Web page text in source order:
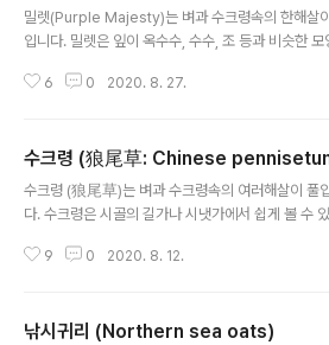
다. 중국보다 훨씬 오래된 볍씨가 발견되어, 재배 벼의
지는 우리나라가 되었습니다. 벼의 꽃말은 "풍요" 입
잎식물강 └ 벼목 └ 벼과 └ 벼속 └ 벼 다른이름 벼, 나
밀렛(Purple Majesty)는 벼과 수크령속의 한해살
입니다. 밀렛은 잎이 옥수수, 수수, 조 등과 비슷한 모
로 기장입니다. 그러나 밀렛은 수크령속의 식물이며,
"평등"입니다. 학명 Pennisetum glaucum
ajesty' 분류 식물계 └ 속씨식물문 └ 외떡잎식물강
목 └ 벼과 └ 수크령속 └ 밀렛 다른이름 밀렛, 진주조,
6 0 2020. 8. 27.
수크령 (狼尾草: Chinese
수크령 (狼尾草)는 벼과 수크령속의 여러해살이 풀
다. 수크령은 시골의 길가나 시냇가에서 쉽게 볼 수
니다. 바지나 소매 등에 씨앗이 달라붙기도 합니다. 특
어도 털이 남아서 가렵게 하기도 합니다. 손으로는 만
9 0 2020. 8. 12.
낚시귀리 (Northern sea oats)